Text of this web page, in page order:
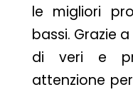
le migliori
bassi. Grazie
di veri e
attenzione